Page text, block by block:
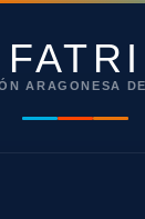
FATRI
ARAGONESA